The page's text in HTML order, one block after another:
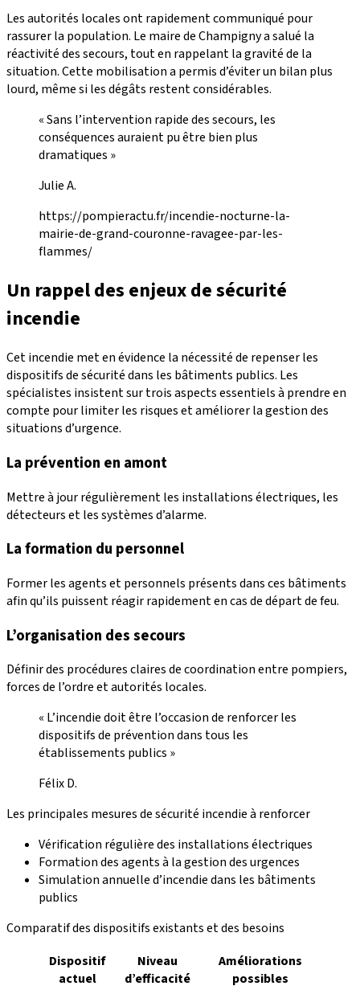
Les autorités locales ont rapidement communiqué pour
rassurer la population. Le maire de Champigny a salué la
réactivité des secours, tout en rappelant la gravité de la
situation. Cette mobilisation a permis d’éviter un bilan plus
lourd, même si les dégâts restent considérables.
« Sans l’intervention rapide des secours, les
conséquences auraient pu être bien plus
dramatiques »
Julie A.
https://pompieractu.fr/incendie-nocturne-la-
mairie-de-grand-couronne-ravagee-par-les-
flammes/
Un rappel des enjeux de sécurité
incendie
Cet incendie met en évidence la nécessité de repenser les
dispositifs de sécurité dans les bâtiments publics. Les
spécialistes insistent sur trois aspects essentiels à prendre en
compte pour limiter les risques et améliorer la gestion des
situations d’urgence.
La prévention en amont
Mettre à jour régulièrement les installations électriques, les
détecteurs et les systèmes d’alarme.
La formation du personnel
Former les agents et personnels présents dans ces bâtiments
afin qu’ils puissent réagir rapidement en cas de départ de feu.
L’organisation des secours
Définir des procédures claires de coordination entre pompiers,
forces de l’ordre et autorités locales.
« L’incendie doit être l’occasion de renforcer les
dispositifs de prévention dans tous les
établissements publics »
Félix D.
Les principales mesures de sécurité incendie à renforcer
Vérification régulière des installations électriques
Formation des agents à la gestion des urgences
Simulation annuelle d’incendie dans les bâtiments
publics
Comparatif des dispositifs existants et des besoins
Dispositif
actuel
Niveau
d’efficacité
Améliorations
possibles